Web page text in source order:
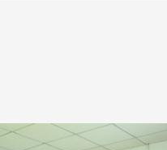
析器用纯水隔板组件